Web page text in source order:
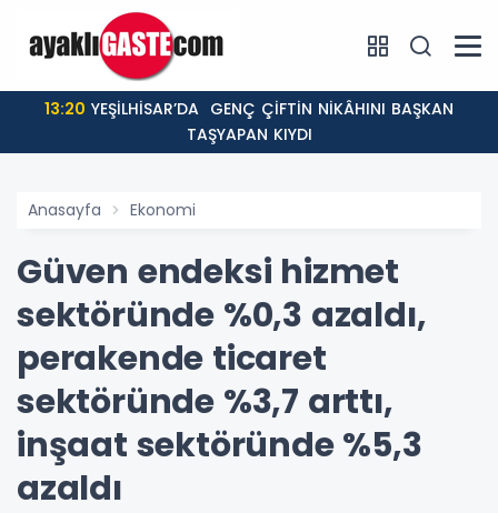
13:20
TAŞYAPAN KIYDI
Anasayfa Ekonomi
Güven endeksi hizmet
sektöründe %0,3 azaldı,
perakende ticaret
sektöründe %3,7 arttı,
inşaat sektöründe %5,3
azaldı